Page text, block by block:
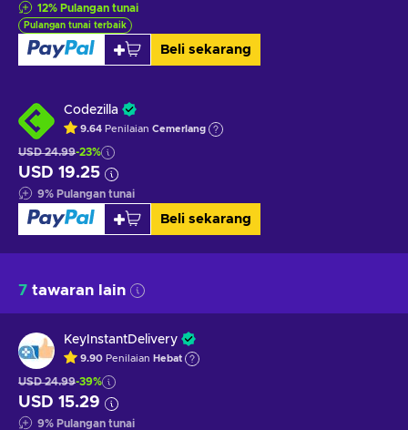
12% Pulangan tunai
Pulangan tunai terbaik
Beli sekarang
Codezilla
9.64 Penilaian Cemerlang
USD 24.99-23%
USD 19.25
9% Pulangan tunai
Beli sekarang
7 tawaran lain
KeyInstantDelivery
9.90 Penilaian Hebat
USD 24.99-39%
USD 15.29
9% Pulangan tunai